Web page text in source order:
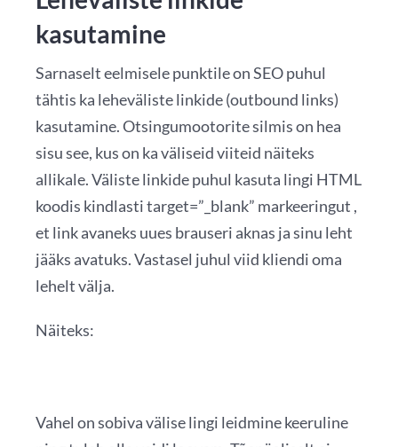
kasutamine
Sarnaselt eelmisele punktile on SEO puhul
tähtis ka leheväliste linkide (outbound links)
kasutamine. Otsingumootorite silmis on hea
sisu see, kus on ka väliseid viiteid näiteks
allikale. Väliste linkide puhul kasuta lingi HTML
koodis kindlasti target=”_blank” markeeringut ,
et link avaneks uues brauseri aknas ja sinu leht
jääks avatuks. Vastasel juhul viid kliendi oma
lehelt välja.
Näiteks:
Vahel on sobiva välise lingi leidmine keeruline